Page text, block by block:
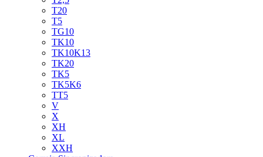
T20
T5
TG10
TK10
TK10K13
TK20
TK5
TK5K6
TT5
V
X
XH
XL
XXH